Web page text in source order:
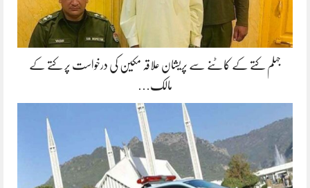
جہلم کتے کے کاٹنے سے پریشان علاقہ مکین کی درخواست پر کتے کے
مالک…